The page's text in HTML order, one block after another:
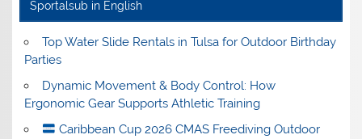
Sportalsub in English
Top Water Slide Rentals in Tulsa for Outdoor Birthday
Parties
Dynamic Movement & Body Control: How
Ergonomic Gear Supports Athletic Training
Caribbean Cup 2026 CMAS Freediving Outdoor